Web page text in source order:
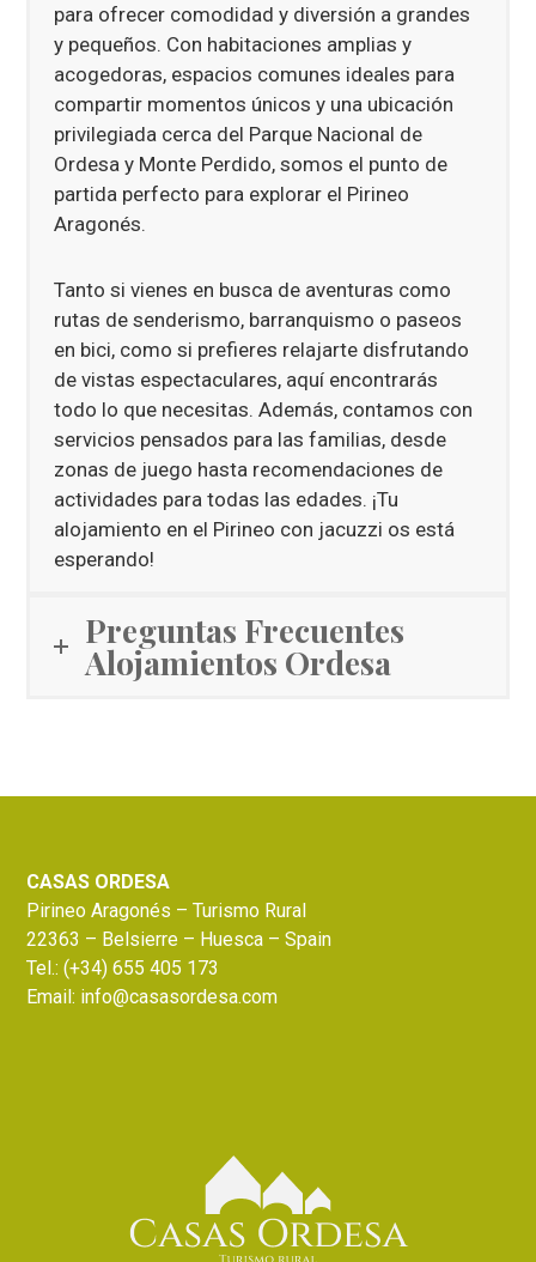
para ofrecer comodidad y diversión a grandes
y pequeños. Con habitaciones amplias y
acogedoras, espacios comunes ideales para
compartir momentos únicos y una ubicación
privilegiada cerca del Parque Nacional de
Ordesa y Monte Perdido, somos el punto de
partida perfecto para explorar el Pirineo
Aragonés.
Tanto si vienes en busca de aventuras como
rutas de senderismo, barranquismo o paseos
en bici, como si prefieres relajarte disfrutando
de vistas espectaculares, aquí encontrarás
todo lo que necesitas. Además, contamos con
servicios pensados para las familias, desde
zonas de juego hasta recomendaciones de
actividades para todas las edades. ¡Tu
alojamiento en el Pirineo con jacuzzi os está
esperando!
Preguntas Frecuentes
Alojamientos Ordesa
CASAS ORDESA
Pirineo Aragonés – Turismo Rural
22363 – Belsierre – Huesca – Spain
Tel.:(+34) 655 405 173
Email: info@casasordesa.com